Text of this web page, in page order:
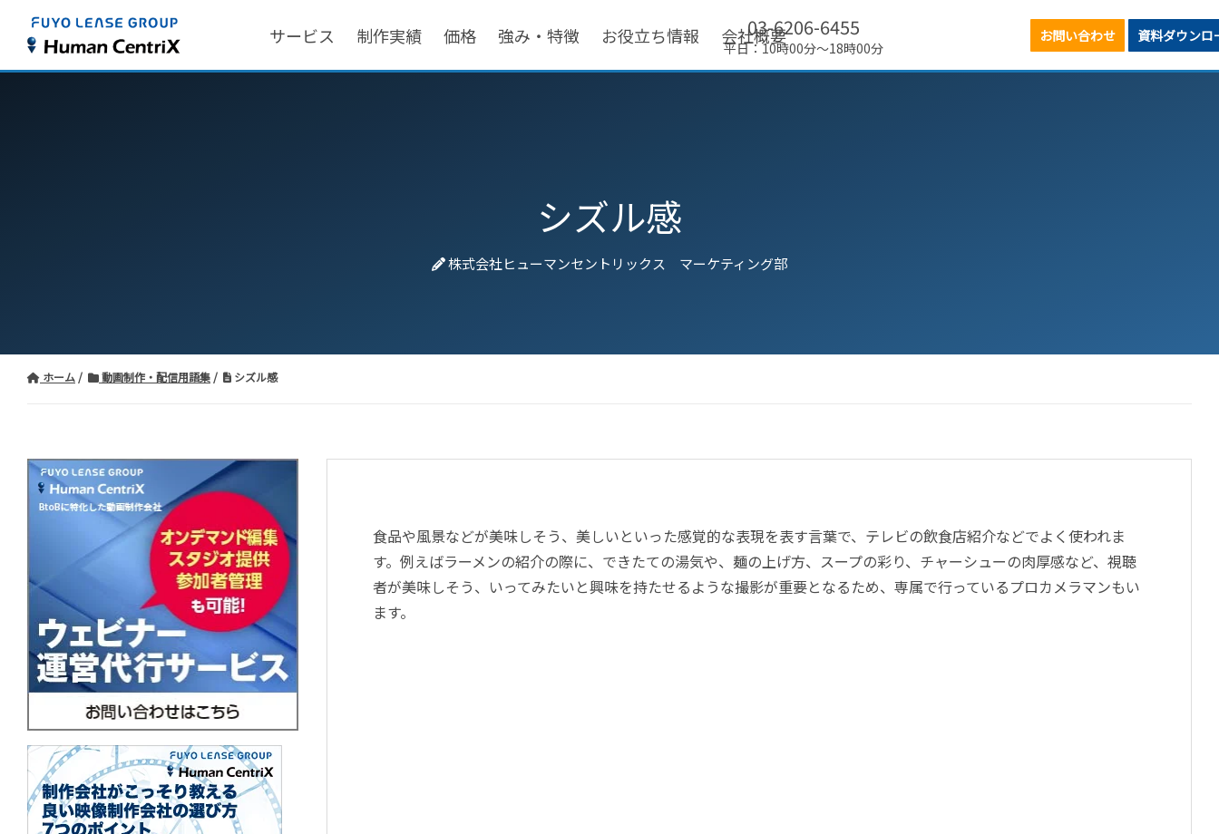
サービス 制作実績 価格 強み・特徴 お役立ち情報 会社概要
03-6206-6455
平日：10時00分～18時00分
お問い合わせ 資料ダウンロ
シズル感
株式会社ヒューマンセントリックス マーケティング部
ホーム 動画制作・配信用語集 シズル感
食品や風景などが美味しそう、美しいといった感覚的な表現を表す言葉で、テレビの飲食店紹介などでよく使われま
す。例えばラーメンの紹介の際に、できたての湯気や、麺の上げ方、スープの彩り、チャーシューの肉厚感など、視聴
者が美味しそう、いってみたいと興味を持たせるような撮影が重要となるため、専属で行っているプロカメラマンもい
ます。